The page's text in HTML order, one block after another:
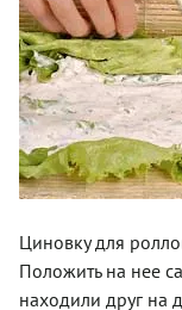
Циновку для
Положить на нее
находили друг на